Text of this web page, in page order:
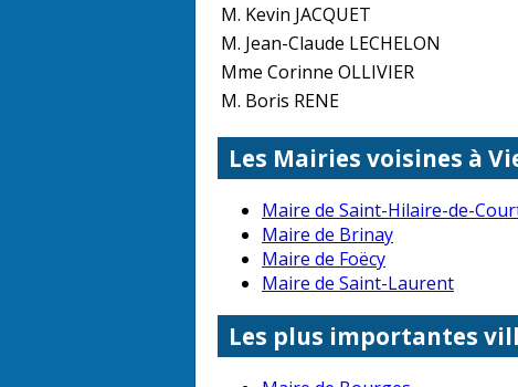
M. Kevin JACQUET
M. Jean-Claude LECHELON
Mme Corinne OLLIVIER
M. Boris RENE
Les Mairies voisines à
Maire de Saint-Hilaire-de-
Maire de Brinay
Maire de Foëcy
Maire de Saint-Laurent
Les plus importantes